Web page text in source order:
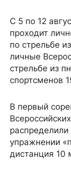
С 5 по 12
проходит
по стрельбе
личные
стрельбе из
спортсменов
В первый
упражнении
дистанция 10